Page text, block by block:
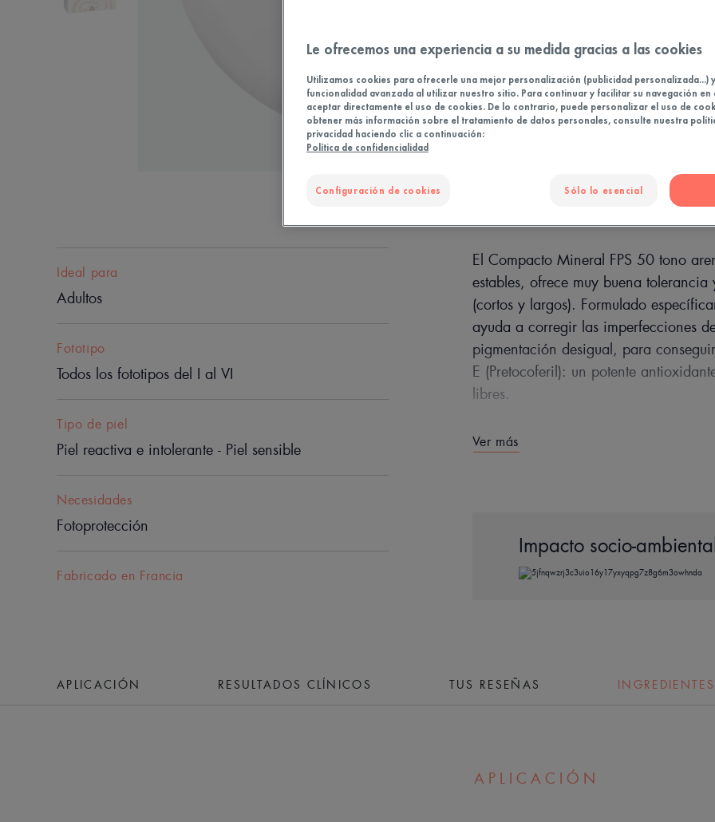
100 %
Compacto
Ideal para
Adultos
Fototipo
Todos los fototipos del I al VI
Tipo de piel
Piel reactiva e intolerante - Piel sensible
Necesidades
Fotoprotección
Fabricado en Francia
El Compacto Mineral FPS 50 tono
estables, ofrece muy buena
(cortos y largos). Formulado
ayuda a corregir las imperfecciones
pigmentación desigual, para
E (Pretocoferil): un potente
libres.
La alta protección
Ventaja
Ver más
Impacto socio-
APLICACIÓN RESULTADOS CLÍNICOS TUS RESEÑAS INGREDIENTES
APLICACIÓN
Le ofrecemos una experiencia a su medida gracias a las cookies
Utilizamos cookies para ofrecerle una mejor personalización (publicidad personalizada...)
funcionalidad avanzada al utilizar nuestro sitio. Para continuar y facilitar su navegación en
aceptar directamente el uso de cookies. De lo contrario, puede personalizar el uso de
obtener más información sobre el tratamiento de datos personales, consulte nuestra
privacidad haciendo clic a continuación:
Política de confidencialidad
Configuración de cookies Sólo lo esencial